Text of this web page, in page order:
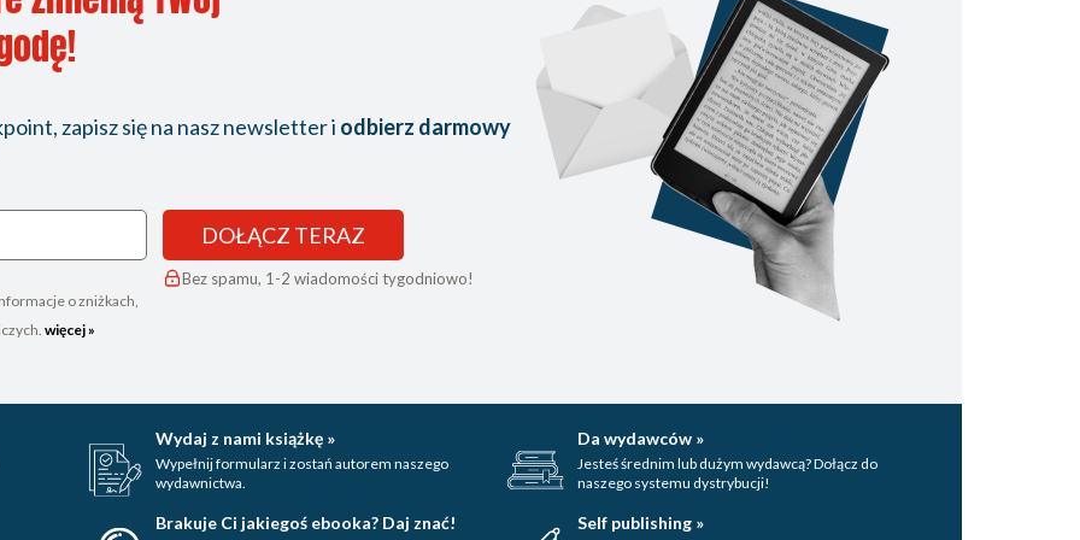
operacji wejścia-wyjścia w systemie Windows (63)
zapisz się na nasz newsletter i odbierz darmowy
o zniżkach,
więcej »
DOŁĄCZ TERAZ
Bez spamu, 1-2 wiadomości tygodniowo!
Wydaj z nami książkę »
Wypełnij formularz i zostań autorem naszego
wydawnictwa.
Da wydawców »
Jesteś średnim lub dużym wydawcą? Dołącz do
naszego systemu dystrybucji!
Brakuje Ci jakiegoś ebooka? Daj znać! Self publishing »